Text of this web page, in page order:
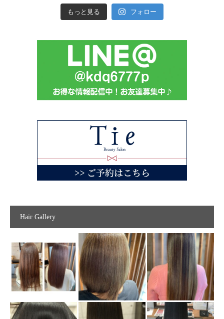
もっと見る フォロー
Hair Gallery